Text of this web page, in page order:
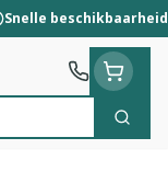
Snelle beschikbaarheid
Zoek